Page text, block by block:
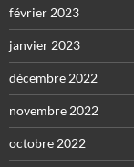
février 2023
janvier 2023
décembre 2022
novembre 2022
octobre 2022